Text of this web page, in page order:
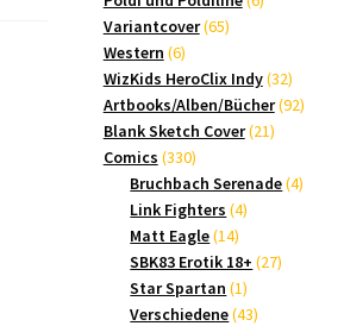
Variantcover 6565
Western 66
Produkte
WizKids HeroClix Indy 3232
Produkte
Artbooks/Alben/Bücher 9292
Blank Sketch Cover 2121
Comics 330330
Produkte
Bruchbach Serenade 44
Link Fighters 44
Matt Eagle 1414
Produkte
SBK83 Erotik 18+ 2727
Star Spartan 11
Produkt
Verschiedene 4343